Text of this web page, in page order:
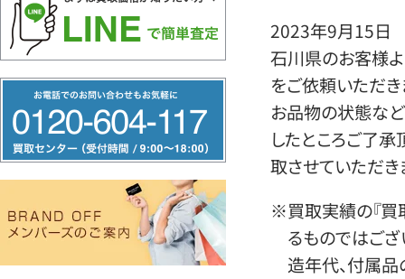
リ
ー
ヤ
2023年9月15日
石川県のお客様よ
をご依頼いただき
お品物の状態など
したところご了
取させていただき
※買取実績の『買
るものではござ
造年代、付属品